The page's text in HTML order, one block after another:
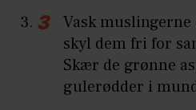
Vask
skyl dem fri for
Skær de grønne
gulerødder i